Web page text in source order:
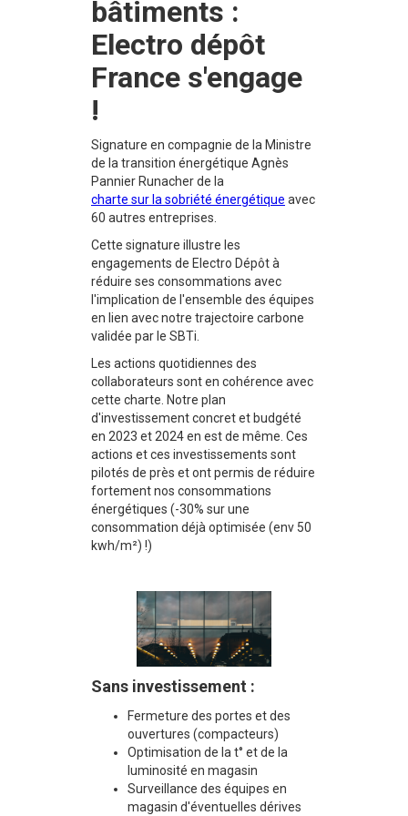
bâtiments :
Electro dépôt
France s'engage
!
Signature en compagnie de la Ministre
de la transition énergétique Agnès
Pannier Runacher de la
charte sur la sobriété énergétique avec
60 autres entreprises.
Cette signature illustre les
engagements de Electro Dépôt à
réduire ses consommations avec
l'implication de l'ensemble des équipes
en lien avec notre trajectoire carbone
validée par le SBTi.
Les actions quotidiennes des
collaborateurs sont en cohérence avec
cette charte. Notre plan
d'investissement concret et budgété
en 2023 et 2024 en est de même. Ces
actions et ces investissements sont
pilotés de près et ont permis de réduire
fortement nos consommations
énergétiques (-30% sur une
consommation déjà optimisée (env 50
kwh/m²) !)
Sans investissement :
Fermeture des portes et des
ouvertures (compacteurs)
Optimisation de la t° et de la
luminosité en magasin
Surveillance des équipes en
magasin d'éventuelles dérives